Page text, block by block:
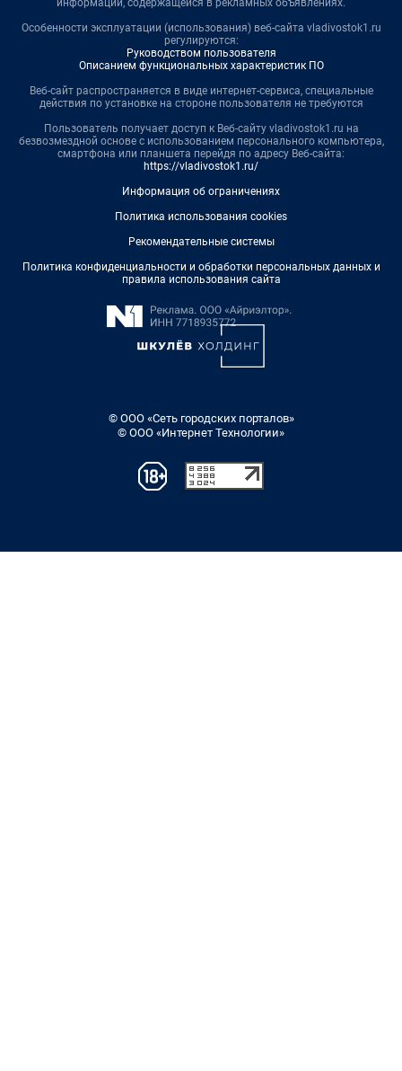
информации, содержащейся в рекламных объявлениях.
Особенности эксплуатации (использования) веб-сайта vladivostok1.ru
регулируются:
Руководством пользователя
Описанием функциональных характеристик ПО
Веб-сайт распространяется в виде интернет-сервиса, специальные
действия по установке на стороне пользователя не требуются
Пользователь получает доступ к Веб-сайту vladivostok1.ru на
безвозмездной основе с использованием персонального компьютера,
смартфона или планшета перейдя по адресу Веб-сайта:
https://vladivostok1.ru/
Информация об ограничениях
Политика использования cookies
Рекомендательные системы
Политика конфиденциальности и обработки персональных данных и
правила использования сайта
© ООО «Сеть городских порталов»
© ООО «Интернет Технологии»